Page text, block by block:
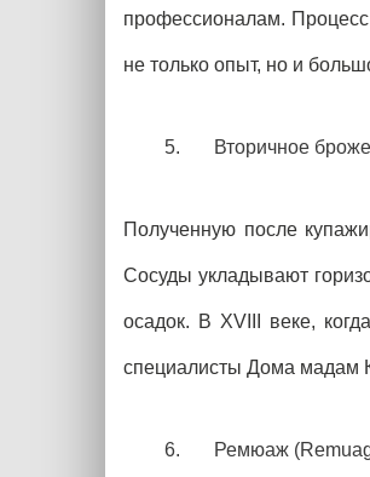
профессионалам.
не только опыт, но и
Вторичное
Полученную после
Сосуды укладывают
осадок. В XVIII веке,
специалисты Дома мадам
Ремюаж